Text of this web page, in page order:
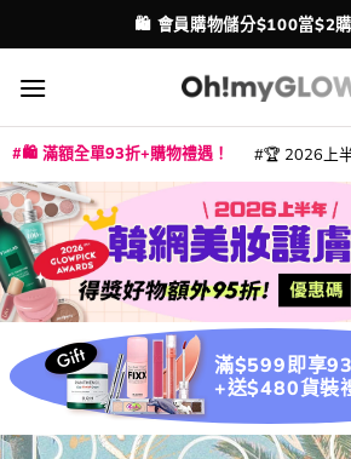
to
content
🛍️ 會員購物儲分$100當$2
🛍️ 滿額全單93折+購物禮遇！ 🏆 2026上
滿$599即享93
+送$480貨裝